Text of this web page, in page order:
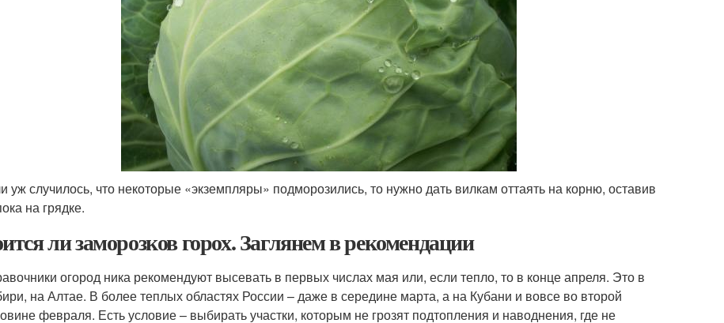
уж случилось, что некоторые «экземпляры» подморозились, то нужно дать вилкам оттаять на корню, оставив
на грядке.
ли заморозков горох. Заглянем в рекомендации
огород ника рекомендуют высевать в первых числах мая или, если тепло, то в конце апреля. Это в
на Алтае. В более теплых областях России – даже в середине марта, а на Кубани и вовсе во второй
февраля. Есть условие – выбирать участки, которым не грозят подтопления и наводнения, где не